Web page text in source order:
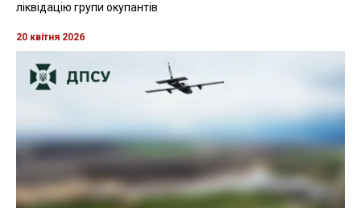
"Беркуту" Віктора Шаповалова, який рішенням
Харківського окружного адмінсуду поновився на
посаді, звільнили зі служби.
Укрінформіз посиланням на
директора Департаменту комунікації Міністерства
внутрішніх справ Артема Шевченка, передає
RegioNews.